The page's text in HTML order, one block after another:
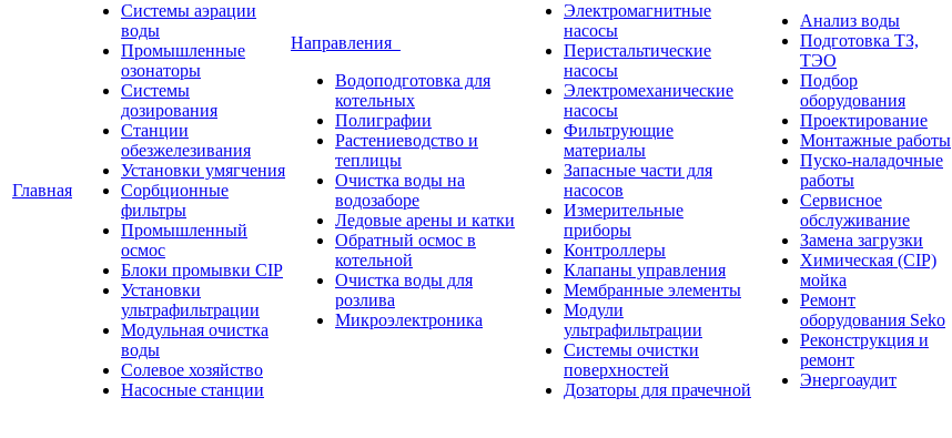
Главная
Системы аэрации
воды
Промышленные
озонаторы
Системы
дозирования
Станции
обезжелезивания
Установки умягчения
Сорбционные
фильтры
Промышленный
осмос
Блоки промывки CIP
Установки
ультрафильтрации
Модульная очистка
воды
Солевое хозяйство
Насосные станции
Направления
Водоподготовка для
котельных
Полиграфии
Растениеводство и
теплицы
Очистка воды на
водозаборе
Ледовые арены и катки
Обратный осмос в
котельной
Очистка воды для
розлива
Микроэлектроника
Электромагнитные
насосы
Перистальтические
насосы
Электромеханические
насосы
Фильтрующие
материалы
Запасные части для
насосов
Измерительные
приборы
Контроллеры
Клапаны управления
Мембранные элементы
Модули
ультрафильтрации
Системы очистки
поверхностей
Дозаторы для прачечной
Анализ воды
Подготовка ТЗ,
ТЭО
Подбор
оборудования
Проектирование
Монтажные работы
Пуско-наладочные
работы
Сервисное
обслуживание
Замена загрузки
Химическая (CIP)
мойка
Ремонт
оборудования Seko
Реконструкция и
ремонт
Энергоаудит